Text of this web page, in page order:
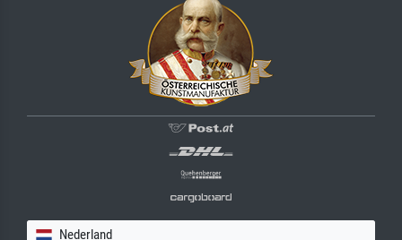
Nederland